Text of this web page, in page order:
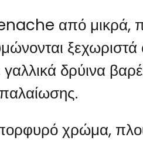
από μικρά,
δρύινα
χρώμα,